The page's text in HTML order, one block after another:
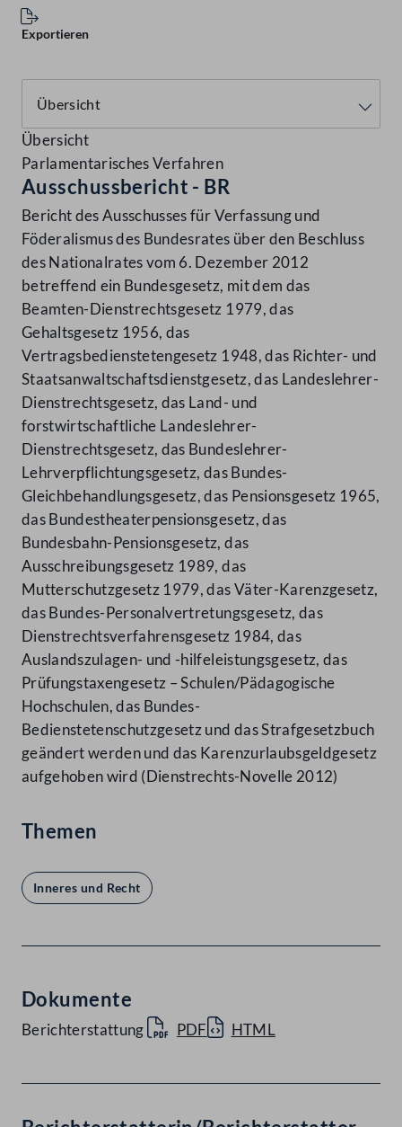
Exportieren
Übersicht
Parlamentarisches Verfahren
Ausschussbericht - BR
Bericht des Ausschusses für Verfassung und
Föderalismus des Bundesrates über den Beschluss
des Nationalrates vom 6. Dezember 2012
betreffend ein Bundesgesetz, mit dem das
Beamten-Dienstrechtsgesetz 1979, das
Gehaltsgesetz 1956, das
Vertragsbedienstetengesetz 1948, das Richter- und
Staatsanwaltschaftsdienstgesetz, das Landeslehrer-
Dienstrechtsgesetz, das Land- und
forstwirtschaftliche Landeslehrer-
Dienstrechtsgesetz, das Bundeslehrer-
Lehrverpflichtungsgesetz, das Bundes-
Gleichbehandlungsgesetz, das Pensionsgesetz 1965,
das Bundestheaterpensionsgesetz, das
Bundesbahn-Pensionsgesetz, das
Ausschreibungsgesetz 1989, das
Mutterschutzgesetz 1979, das Väter-Karenzgesetz,
das Bundes-Personalvertretungsgesetz, das
Dienstrechtsverfahrensgesetz 1984, das
Auslandszulagen- und -hilfeleistungsgesetz, das
Prüfungstaxengesetz – Schulen/Pädagogische
Hochschulen, das Bundes-
Bedienstetenschutzgesetz und das Strafgesetzbuch
geändert werden und das Karenzurlaubsgeldgesetz
aufgehoben wird (Dienstrechts-Novelle 2012)
Themen
Inneres und Recht
Dokumente
Berichterstattung PDF HTML